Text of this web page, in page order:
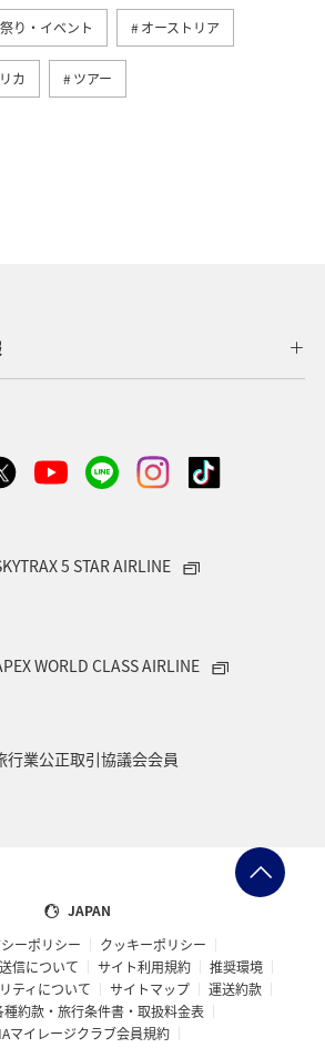
り・イベント オーストリア
カ ツアー
南米 東アジア 韓国
ミュンヘン クリスマス
5 STAR AIRLINE
WORLD CLASS AIRLINE
行業公正取引協議会会員
JAPAN
ーポリシー
クッキーポリシー
信について
サイト利用規約
推奨環境
ティについて
サイトマップ
運送約款
種約款・旅行条件書・取扱料金表
マイレージクラブ会員規約